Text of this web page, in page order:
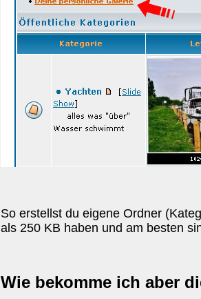
So erstellst du eigene Ordner
als 250 KB haben und am besten
Wie bekomme ich aber